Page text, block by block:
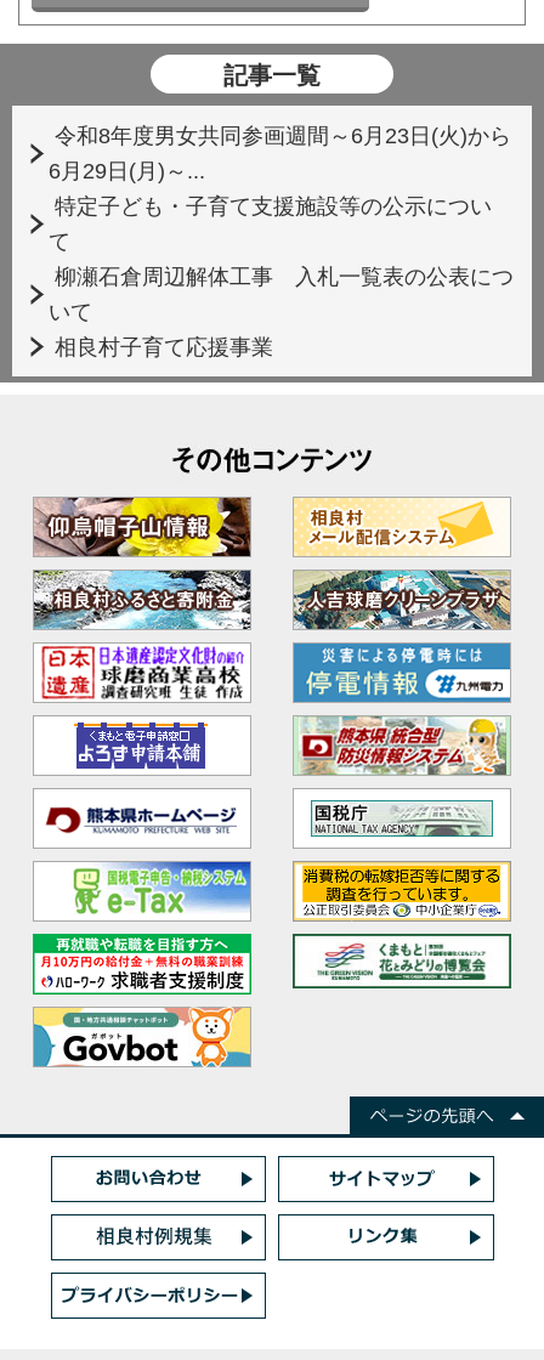
記事一覧
令和8年度男女共同参画週間～6月23日(火)から
6月29日(月)～...
特定子ども・子育て支援施設等の公示につい
て
柳瀬石倉周辺解体工事 入札一覧表の公表につ
いて
相良村子育て応援事業